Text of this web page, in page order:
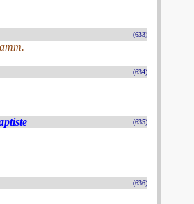
(633)
(634)
(635)
(636)